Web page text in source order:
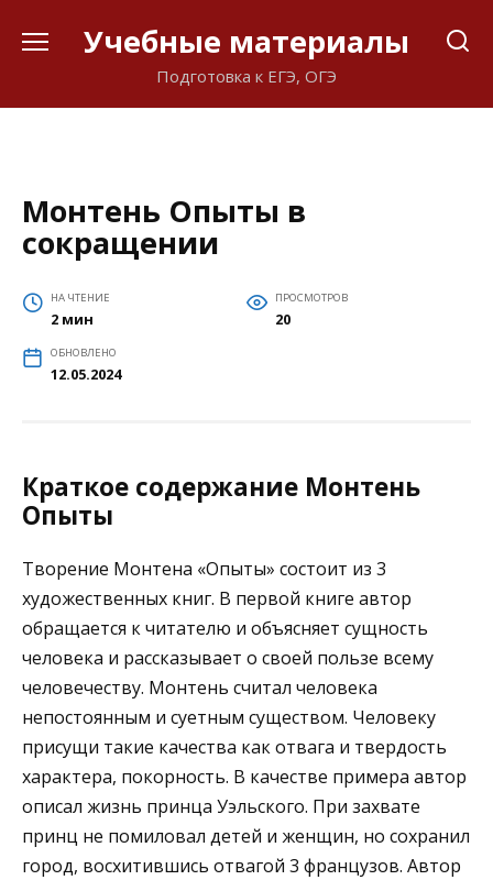
Учебные материалы
Подготовка к ЕГЭ, ОГЭ
Монтень Опыты в
сокращении
НА ЧТЕНИЕ
2 мин
ПРОСМОТРОВ
20
ОБНОВЛЕНО
12.05.2024
Краткое содержание Монтень
Опыты
Творение Монтена «Опыты» состоит из 3
художественных книг. В первой книге автор
обращается к читателю и объясняет сущность
человека и рассказывает о своей пользе всему
человечеству. Монтень считал человека
непостоянным и суетным существом. Человеку
присущи такие качества как отвага и твердость
характера, покорность. В качестве примера автор
описал жизнь принца Уэльского. При захвате
принц не помиловал детей и женщин, но сохранил
город, восхитившись отвагой 3 французов. Автор